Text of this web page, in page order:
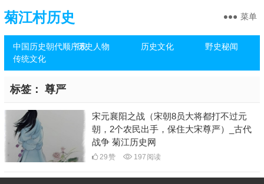
菊江村历史
中国历史朝代顺序表历史人物 历史文化
野史秘闻
传统文化
菜单
标签： 尊严
宋元襄阳之战（宋朝8员大将都打不过元
朝，2个农民出手，保住大宋尊严）_古代
战争 菊江历史网
29赞 197 阅读